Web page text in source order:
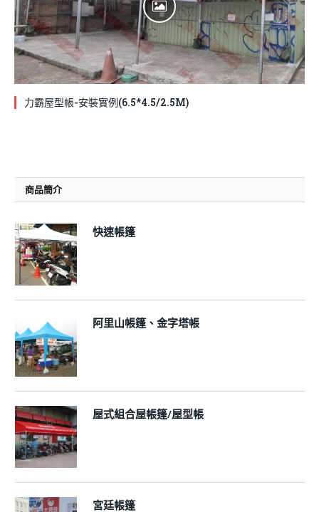
力霸屋型帳-安裝實例(6.5*4.5/2.5M)
商品簡介
快速帳篷
阿里山帳篷、金字塔帳
屋式組合屋帳篷/屋型帳
宮廷帳篷